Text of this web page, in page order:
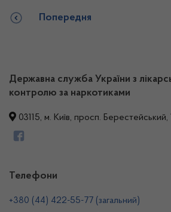
Попередня
Державна служба України з
контролю за наркотиками
03115, м. Київ, просп.
Телефони
+380 (44) 422-55-77 (загальний)